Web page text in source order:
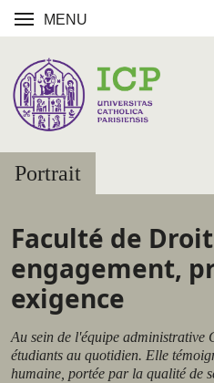
MENU
Portrait
Faculté de
engagement,
exigence
Au sein de l'équipe administrative
étudiants au quotidien. Elle
humaine, portée par la qualité de